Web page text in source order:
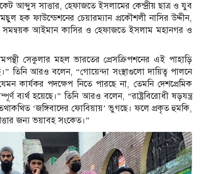
আব্দুস সাত্তার, হেফাজতে ইসলামের কেন্দ্রীয় ছাত্র ও যুব
ফাউন্ডেশনের চেয়ারম্যান প্রকৌশলী নাসির উদ্দীন,
সমন্বয়ক আইমান কাসির ও হেফাজতে ইসলাম মহানগর ও
সেকুলার মহল ভারতের প্রেসক্রিপশনের এই পাহাড়ি
তিনি আরও বলেন, “গোয়েন্দা সংস্থাগুলো দায়িত্ব পালনে
কার্যকর পদক্ষেপ নিতে পারছে না, তেমনি দেশপ্রেমিক
ব্যর্থ হয়েছে।” তিনি আরও বলেন, “রাষ্ট্রবিরোধী ষড়যন্ত্র
‘জঙ্গিবাদের ফোবিয়ায়’ ভুগছে। ফলে প্রকৃত হুমকি,
জন্য ভয়াবহ সংকেত।”